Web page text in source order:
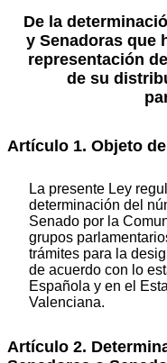
De la
y Senadoras que
representación
de su
Artículo 1. Objeto
La presente Ley
determinación del
Senado por la
grupos
trámites para la
de acuerdo con lo
Española y en el
Valenciana.
Artículo 2.